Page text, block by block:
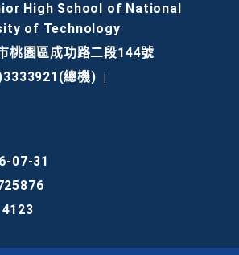
High School of National
of Technology
桃園區成功路二段144號
總機)
07-31
4123